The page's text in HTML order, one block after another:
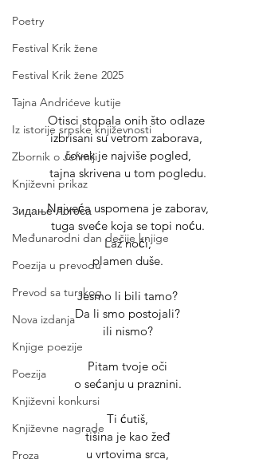
Poetry
Festival Krik žene
Festival Krik žene 2025
Tajna Andrićeve kutije
Iz istorije srpske književnosti
Zbornik o Jefimiji
Književni prikaz
Зидање Логоса
Međunarodni dan dečije knjige
Poezija u prevodu
Prevod sa turskog
Nova izdanja
Knjige poezije
Poezija
Književni konkursi
Književne nagrade
Proza
Otisci stopala onih što odlaze
izbrisani su vetrom zaborava,
čovek je najviše pogled,
tajna skrivena u tom pogledu.
Najveća uspomena je zaborav,
tuga sveće koja se topi noću.
Laž noći,
plamen duše.
Jesmo li bili tamo?
Da li smo postojali?
ili nismo?
Pitam tvoje oči
o sećanju u praznini.
Ti ćutiš,
tišina je kao žeđ
u vrtovima srca,